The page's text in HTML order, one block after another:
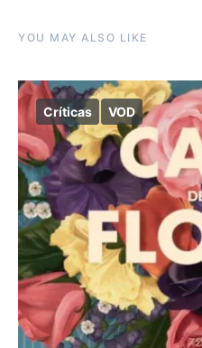
YOU MAY ALSO LIKE
Críticas VOD